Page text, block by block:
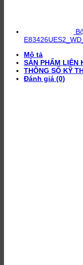
Mô tả
SẢN PHẨM LIÊN
THÔNG SỐ KỸ
Đánh giá (0)